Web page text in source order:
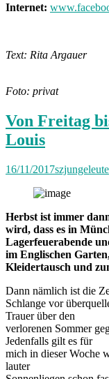
Internet:
Text: Rita Argauer
Foto: privat
Von Freitag
Louis
16/11/2017szjungeleute
Herbst ist immer
wird, dass es in
Lagerfeuerabende
im Englischen
Kleidertausch und
Dann nämlich ist die
Schlange vor
Trauer über den
verlorenen Sommer
Jedenfalls gilt es für
mich in dieser Woche
lauter